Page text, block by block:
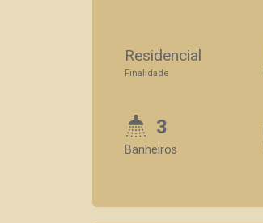
Residencial
Finalidade
3
Banheiros